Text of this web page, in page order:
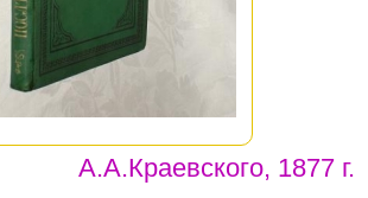
А.А.Краевского, 1877 г.